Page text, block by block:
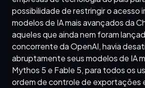
possibilidade de restringir o acesso
modelos de IA mais avançados da
aqueles que ainda nem foram
concorrente da OpenAI, havia
abruptamente seus modelos de IA
Mythos 5 e Fable 5, para todos os
ordem de controle de exportações